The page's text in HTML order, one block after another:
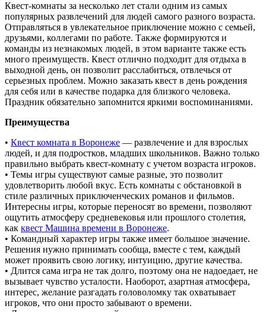
Квест-комнаты за несколько лет стали одним из самых
популярных развлечений для людей самого разного возраста.
Отправляться в увлекательное приключение можно с семьей,
друзьями, коллегами по работе. Также формируются и
команды из незнакомых людей, в этом варианте также есть
много преимуществ. Квест отлично подходит для отдыха в
выходной день, он позволит расслабиться, отвлечься от
серьезных проблем. Можно заказать квест в день рождения
для себя или в качестве подарка для близкого человека.
Праздник обязательно запомнится яркими воспоминаниями.
Преимущества
• Квест комната в Воронеже — развлечение и для взрослых
людей, и для подростков, младших школьников. Важно только
правильно выбрать квест-комнату с учетом возраста игроков.
• Темы игры существуют самые разные, это позволит
удовлетворить любой вкус. Есть комнаты с обстановкой в
стиле различных приключенческих романов и фильмов.
Интересны игры, которые переносят во времени, позволяют
ощутить атмосферу средневековья или прошлого столетия,
как квест Машина времени в Воронеже.
• Командный характер игры также имеет большое значение.
Решения нужно принимать сообща, вместе с тем, каждый
может проявить свою логику, интуицию, другие качества.
• Длится сама игра не так долго, поэтому она не надоедает, не
вызывает чувство усталости. Наоборот, азартная атмосфера,
интерес, желание разгадать головоломку так охватывает
игроков, что они просто забывают о времени.